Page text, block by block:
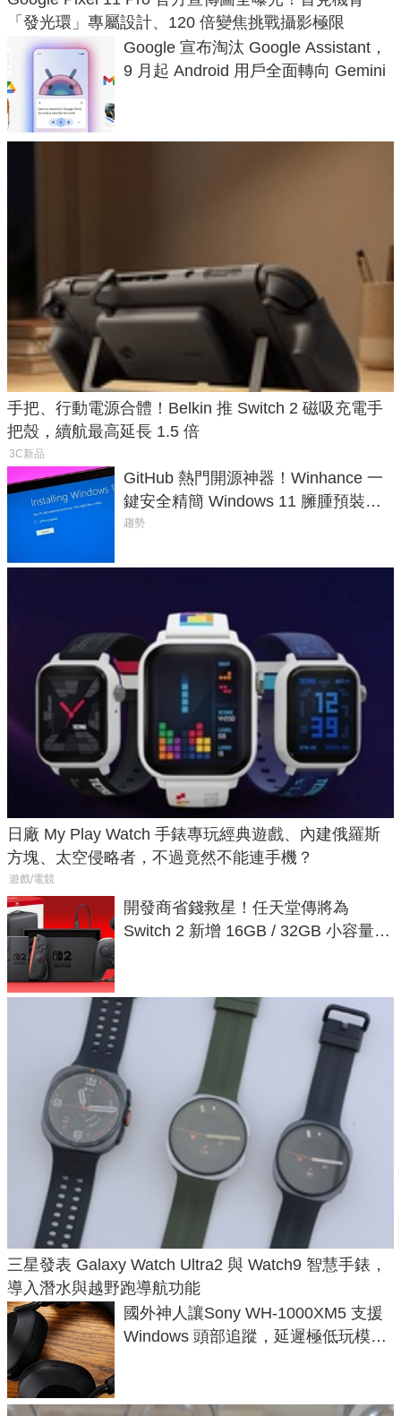
「發光環」專屬設計、120 倍變焦挑戰攝影極限
Google 宣布淘汰 Google Assistant，
9 月起 Android 用戶全面轉向 Gemini
手把、行動電源合體！Belkin 推 Switch 2 磁吸充電手
把殼，續航最高延長 1.5 倍
3C新品
GitHub 熱門開源神器！Winhance 一
鍵安全精簡 Windows 11 臃腫預裝軟
體與後台追蹤
趨勢
日廠 My Play Watch 手錶專玩經典遊戲、內建俄羅斯
方塊、太空侵略者，不過竟然不能連手機？
遊戲/電競
開發商省錢救星！任天堂傳將為
Switch 2 新增 16GB / 32GB 小容量遊
三星發表 Galaxy Watch Ultra2 與 Watch9 智慧手錶，
導入潛水與越野跑導航功能
國外神人讓Sony WH-1000XM5 支援
Windows 頭部追蹤，延遲極低玩模擬